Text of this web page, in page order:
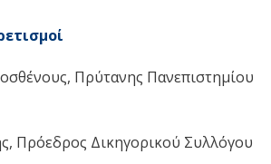
Πρύτανης Πανεπιστημίου
Πρόεδρος Δικηγορικού Συλλόγου